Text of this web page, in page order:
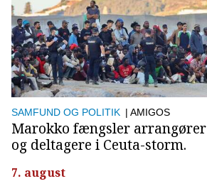
SAMFUND OG POLITIK | AMIGOS
Marokko fængsler arrangører
og deltagere i Ceuta-storm.
7. august